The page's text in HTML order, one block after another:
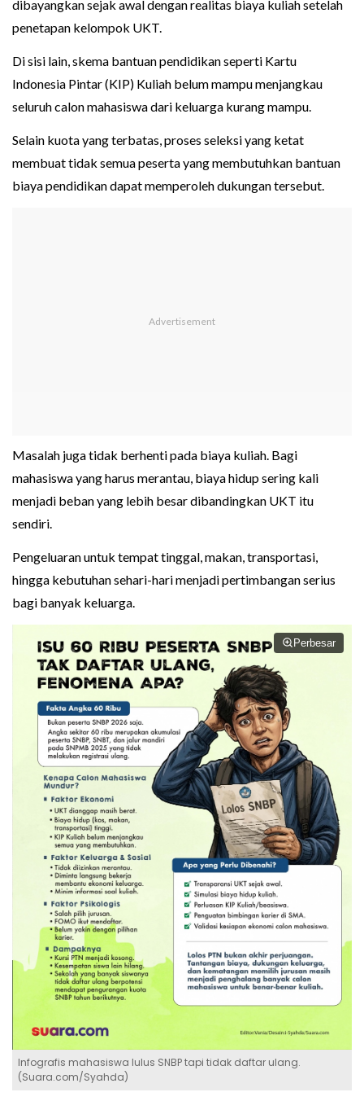
dibayangkan sejak awal dengan realitas biaya kuliah setelah
penetapan kelompok UKT.
Di sisi lain, skema bantuan pendidikan seperti Kartu
Indonesia Pintar (KIP) Kuliah belum mampu menjangkau
seluruh calon mahasiswa dari keluarga kurang mampu.
Selain kuota yang terbatas, proses seleksi yang ketat
membuat tidak semua peserta yang membutuhkan bantuan
biaya pendidikan dapat memperoleh dukungan tersebut.
Masalah juga tidak berhenti pada biaya kuliah. Bagi
mahasiswa yang harus merantau, biaya hidup sering kali
menjadi beban yang lebih besar dibandingkan UKT itu
sendiri.
Pengeluaran untuk tempat tinggal, makan, transportasi,
hingga kebutuhan sehari-hari menjadi pertimbangan serius
bagi banyak keluarga.
Perbesar
Infografis mahasiswa lulus SNBP tapi tidak daftar ulang.
(Suara.com/Syahda)